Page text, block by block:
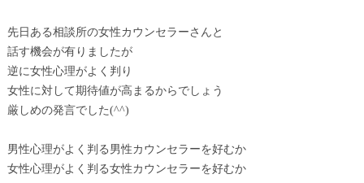
先日ある相談所の女性カウンセラーさんと
話す機会が有りましたが
逆に女性心理がよく判り
女性に対して期待値が高まるからでしょう
厳しめの発言でした(^^)
男性心理がよく判る男性カウンセラーを好むか
女性心理がよく判る女性カウンセラーを好むか